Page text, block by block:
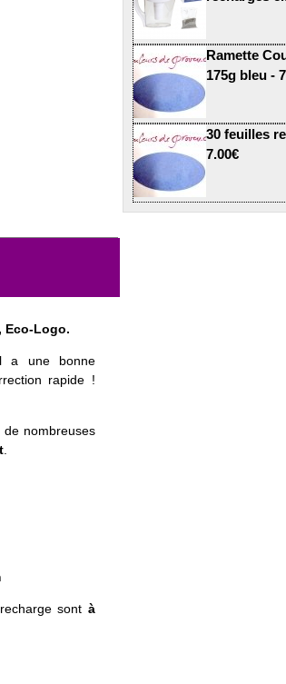
Ramette
175g bleu -
30 feuilles
7.00€
Eco-Logo.
a une bonne
rapide !
de nombreuses
.
sont à